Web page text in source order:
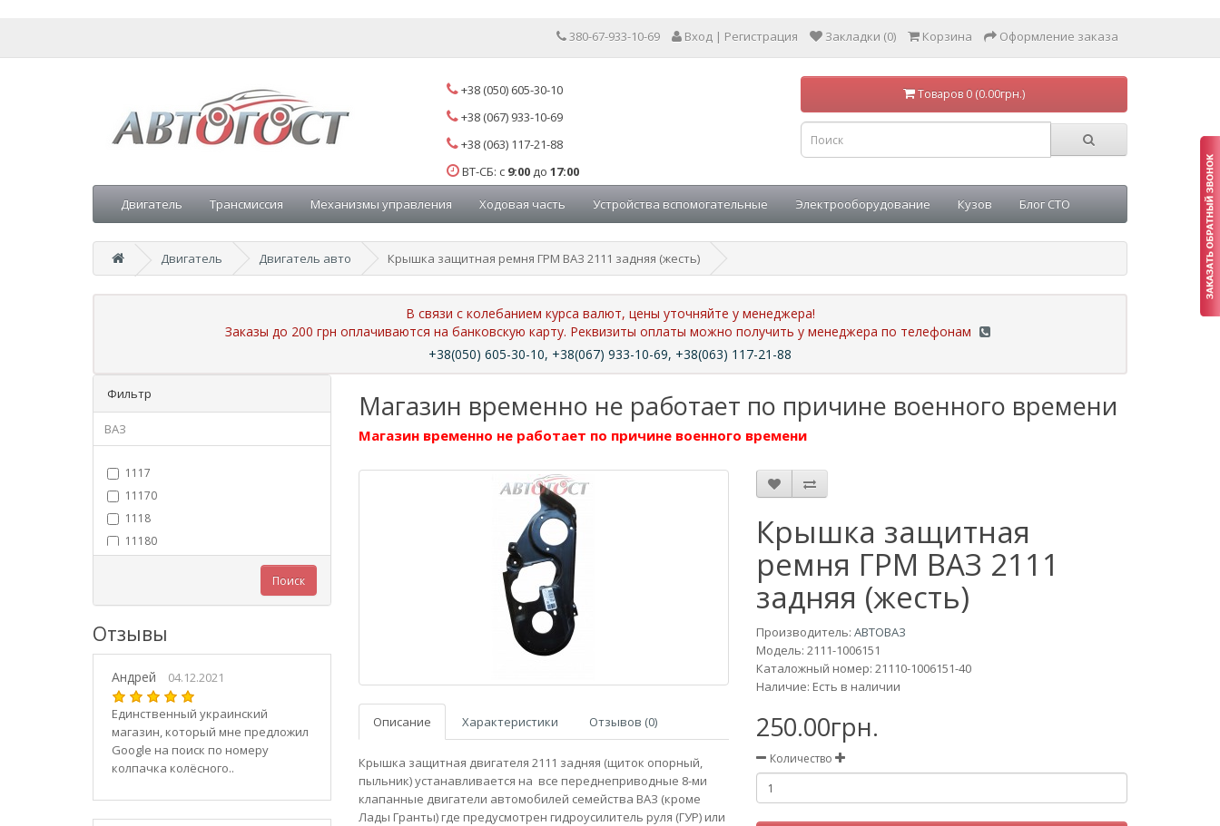
380-67-933-10-69 Вход | Регистрация Закладки (0) Корзина Оформление заказа
+38 (050) 605-30-10
+38 (067) 933-10-69
+38 (063) 117-21-88
ВТ-СБ: с 9:00 до 17:00
Товаров 0 (0.00грн.)
Двигатель Трансмиссия Механизмы управления Ходовая часть Устройства вспомогательные Электрооборудование Кузов Блог СТО
Двигатель Двигатель авто Крышка защитная ремня ГРМ ВАЗ 2111 задняя (жесть)
В связи с колебанием курса валют, цены уточняйте у менеджера!
Заказы до 200 грн оплачиваются на банковскую карту. Реквизиты оплаты можно получить у менеджера по телефонам
+38(050) 605-30-10, +38(067) 933-10-69, +38(063) 117-21-88
Фильтр
ВАЗ
1117
11170
1118
11180
11186
1119
11190
11194
2101
21010
2102
21020
Поиск
Отзывы
Андрей 04.12.2021
Единственный украинский
магазин, который мне предложил
Google на поиск по номеру
колпачка колёсного..
Магазин временно не работает по причине военного времени
Магазин временно не работает по причине военного времени
Описание Характеристики Отзывов (0)
Крышка защитная двигателя 2111 задняя (щиток опорный,
пыльник) устанавливается на все переднеприводные 8-ми
клапанные двигатели автомобилей семейства ВАЗ (кроме
Лады Гранты) где предусмотрен гидроусилитель руля (ГУР) или
Крышка защитная
ремня ГРМ ВАЗ 2111
задняя (жесть)
Производитель:АВТОВАЗ
Модель:2111-1006151
Каталожный номер: 21110-1006151-40
Наличие: Есть в наличии
250.00грн.
Количество